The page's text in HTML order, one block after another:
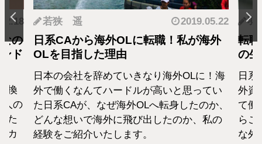
の
ド
換
人の
た
カ
若狭 遥 2019.05.22
日系CAから海外OLに転職！私が海外
OLを目指した理由
日本の会社を辞めていきなり海外OLに！海
外で働くなんてハードルが高いと思ってい
た日系CAが、なぜ海外OLへ転身したのか、
どんな想いで海外に飛び出したのか、私の
経験をご紹介いたします。
羽
転
の
日
外資
て働
らこ
な外